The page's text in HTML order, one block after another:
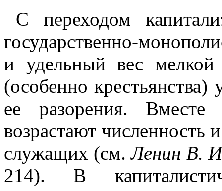
С переходом
государственно-
и удельный вес
(особенно
ее разорения.
возрастают численность
служащих (см.Ленин В.
214). В